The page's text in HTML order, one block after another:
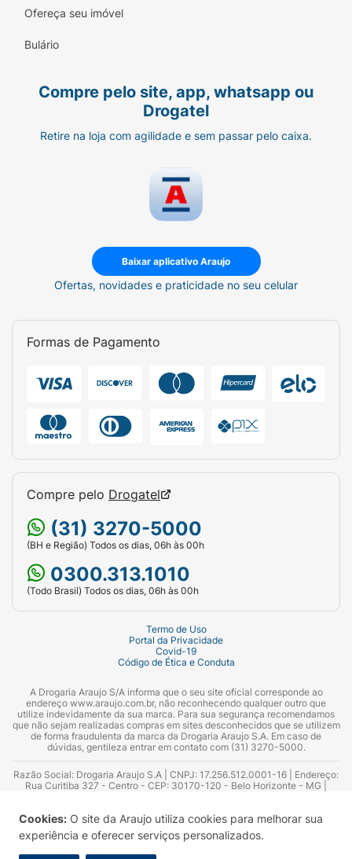
Cookies: O site da Araujo utiliza cookies para melhorar sua
experiência e oferecer serviços personalizados.
Ofereça seu imóvel
Bulário
Compre pelo site, app, whatsapp ou
Drogatel
Retire na loja com agilidade e sem passar pelo caixa.
Baixar aplicativo Araujo
Ofertas, novidades e praticidade no seu celular
Formas de Pagamento
Compre pelo Drogatel
(31) 3270-5000
(BH e Região) Todos os dias, 06h às 00h
0300.313.1010
(Todo Brasil) Todos os dias, 06h às 00h
Termo de Uso
Portal da Privacidade
Covid-19
Código de Ética e Conduta
A Drogaria Araujo S/A informa que o seu site oficial corresponde ao
endereço www.araujo.com.br, não reconhecendo qualquer outro que
utilize indevidamente da sua marca. Para sua segurança recomendamos
que não sejam realizadas compras em sites desconhecidos que se utilizem
de forma fraudulenta da marca da Drogaria Araujo S.A. Em caso de
dúvidas, gentileza entrar em contato com (31) 3270-5000.
Razão Social: Drogaria Araujo S.A | CNPJ: 17.256.512.0001-16 | Endereço:
Rua Curitiba 327 - Centro - CEP: 30170-120 - Belo Horizonte - MG |
Azevedo Guimarães – CRF 10.965 | Yasmin Silva Alvarenga – CRF 52.584 -
Consultor substituto: Thiago Aguiar Pinheiro - CRF Nº 13.748. Alvará
Sanitário: 2025020713 | Autorização de Funcionamento da Empresa (AFE):